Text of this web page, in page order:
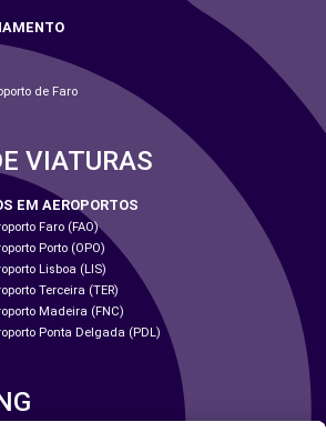
de Faro
VIATURAS
EM AEROPORTOS
Faro (FAO)
Porto (OPO)
Lisboa (LIS)
Terceira (TER)
Madeira (FNC)
Ponta Delgada (PDL)